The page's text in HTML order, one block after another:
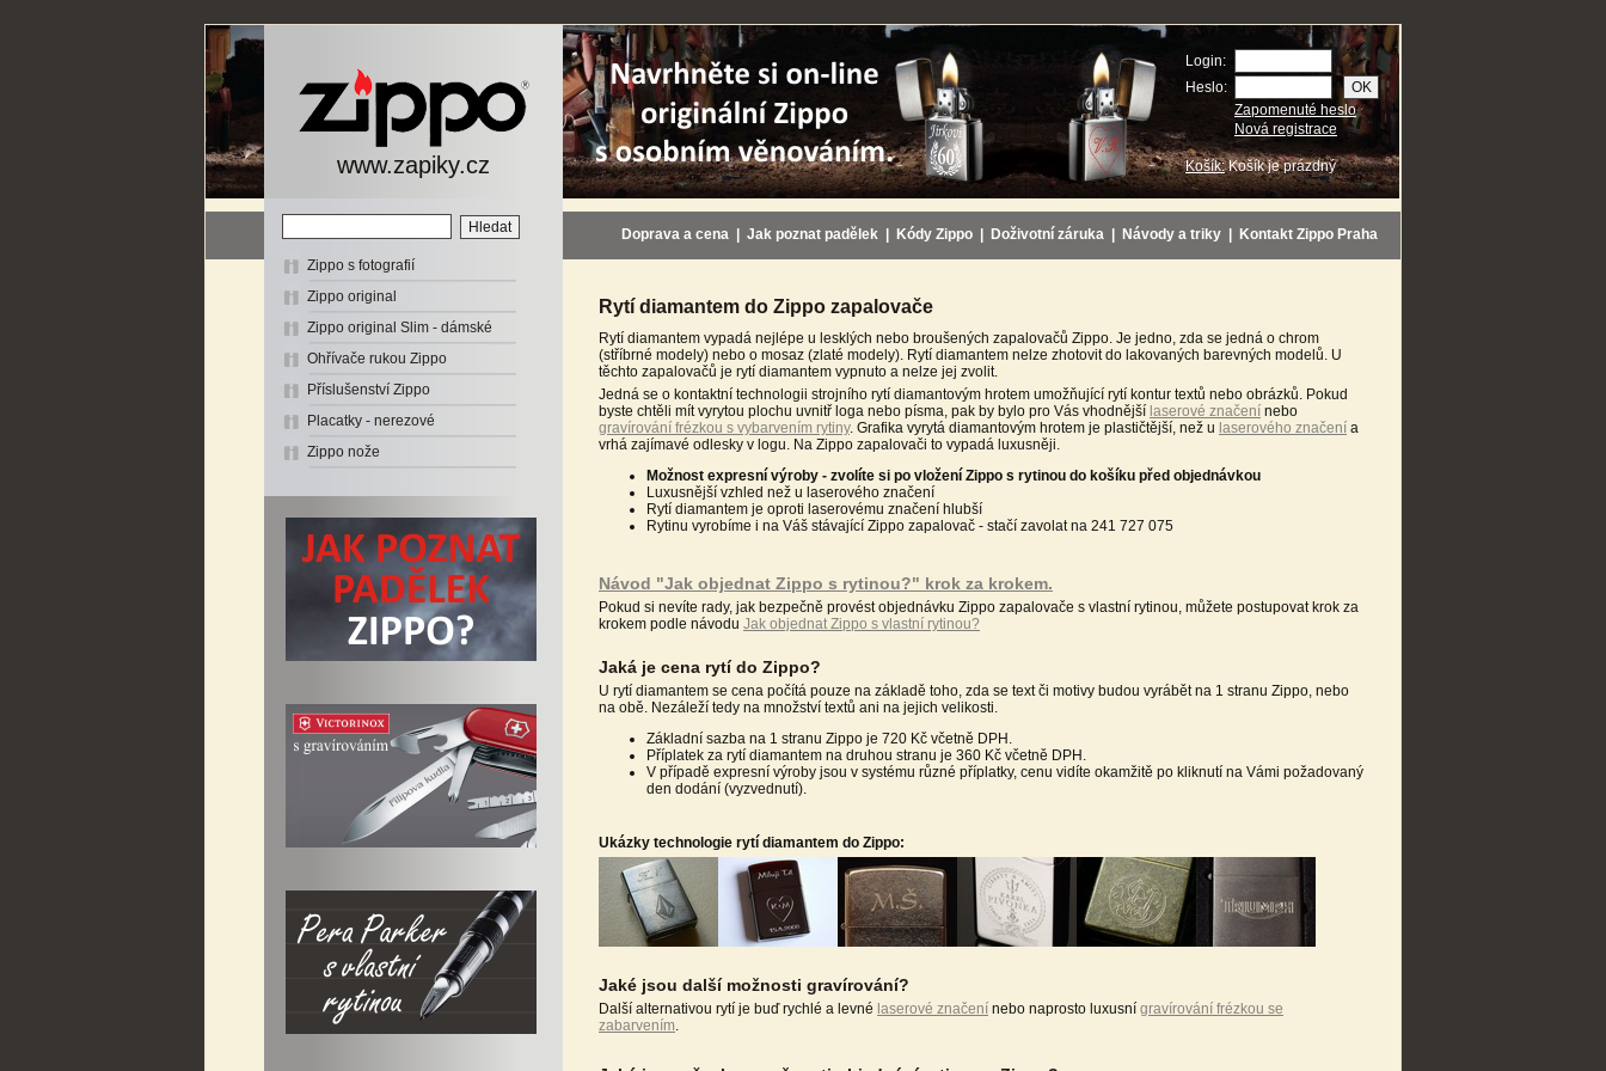
www.zapiky.cz
Login:
Heslo:
Zapomenuté heslo
Nová registrace
Košík:Košík je prázdný
Zippo s fotografií
Zippo original
Zippo original Slim - dámské
Ohřívače rukou Zippo
Příslušenství Zippo
Placatky - nerezové
Zippo nože
Doprava a cena Jak poznat padělek Kódy Zippo Doživotní záruka Návody a triky Kontakt Zippo Praha
Rytí diamantem do Zippo zapalovače
Rytí diamantem vypadá nejlépe u lesklých nebo broušených zapalovačů Zippo. Je jedno, zda se jedná o chrom
(stříbrné modely) nebo o mosaz (zlaté modely). Rytí diamantem nelze zhotovit do lakovaných barevných modelů. U
těchto zapalovačů je rytí diamantem vypnuto a nelze jej zvolit.
Jedná se o kontaktní technologii strojního rytí diamantovým hrotem umožňující rytí kontur textů nebo obrázků. Pokud
byste chtěli mít vyrytou plochu uvnitř loga nebo písma, pak by bylo pro Vás vhodnější laserové značení nebo
gravírování frézkou s vybarvením rytiny. Grafika vyrytá diamantovým hrotem je plastičtější, než u laserového značení a
vrhá zajímavé odlesky v logu. Na Zippo zapalovači to vypadá luxusněji.
Možnost expresní výroby - zvolíte si po vložení Zippo s rytinou do košíku před objednávkou
Luxusnější vzhled než u laserového značení
Rytí diamantem je oproti laserovému značení hlubší
Rytinu vyrobíme i na Váš stávající Zippo zapalovač - stačí zavolat na 241 727 075
Návod "Jak objednat Zippo s rytinou?" krok za krokem.
Pokud si nevíte rady, jak bezpečně provést objednávku Zippo zapalovače s vlastní rytinou, můžete postupovat krok za
krokem podle návodu Jak objednat Zippo s vlastní rytinou?
Jaká je cena rytí do Zippo?
U rytí diamantem se cena počítá pouze na základě toho, zda se text či motivy budou vyrábět na 1 stranu Zippo, nebo
na obě. Nezáleží tedy na množství textů ani na jejich velikosti.
Základní sazba na 1 stranu Zippo je 720 Kč včetně DPH.
Příplatek za rytí diamantem na druhou stranu je 360 Kč včetně DPH.
V případě expresní výroby jsou v systému různé příplatky, cenu vidíte okamžitě po kliknutí na Vámi požadovaný
den dodání (vyzvednutí).
Ukázky technologie rytí diamantem do Zippo:
Jaké jsou další možnosti gravírování?
Další alternativou rytí je buď rychlé a levné laserové značení nebo naprosto luxusní gravírování frézkou se
zabarvením.